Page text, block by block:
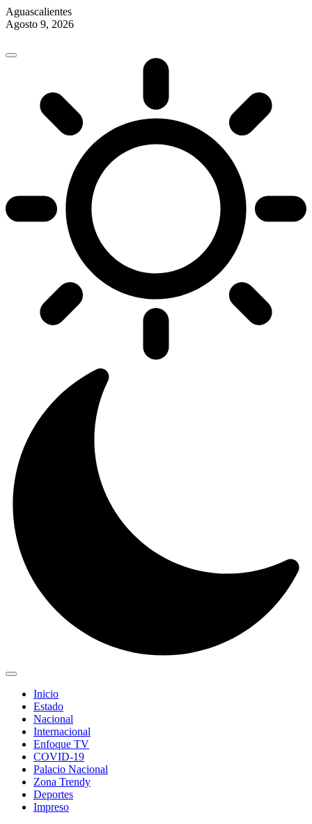
Aguascalientes
Agosto 9, 2026
content
Inicio
Estado
Nacional
Internacional
Enfoque TV
COVID-19
Palacio Nacional
Zona Trendy
Deportes
Impreso